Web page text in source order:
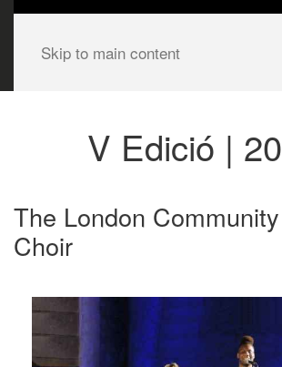
Skip to main content
V Edició |
The London
Choir